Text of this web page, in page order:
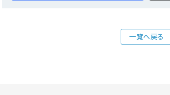
一覧へ戻る